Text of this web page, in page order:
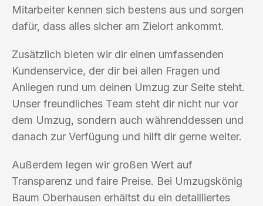
Mitarbeiter kennen sich bestens aus und sorgen
dafür, dass alles sicher am Zielort ankommt.
Zusätzlich bieten wir dir einen umfassenden
Kundenservice, der dir bei allen Fragen und
Anliegen rund um deinen Umzug zur Seite steht.
Unser freundliches Team steht dir nicht nur vor
dem Umzug, sondern auch währenddessen und
danach zur Verfügung und hilft dir gerne weiter.
Außerdem legen wir großen Wert auf
Transparenz und faire Preise. Bei Umzugskönig
Baum Oberhausen erhältst du ein detailliertes